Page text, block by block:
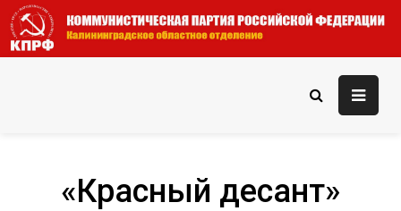
Skip
to
content
КПРФ — Калининградское
Официальный сайт КПРФ — Калининградского областного
«Красный десант»